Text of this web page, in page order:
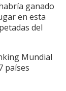
ganado
en esta
del
Mundial
países